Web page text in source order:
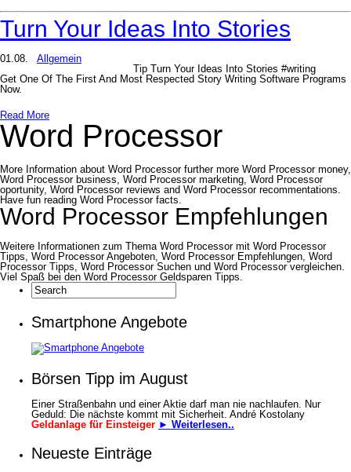
Turn Your Ideas Into Stories
01.08.
Allgemein
Tip Turn Your Ideas Into Stories #writing
Get One Of The First And Most Respected Story Writing Software Programs
Now.
Read More
Word Processor
More Information about Word Processor further more Word Processor money,
Word Processor business, Word Processor marketing, Word Processor
oportunity, Word Processor reviews and Word Processor recommentations.
Have fun reading Word Processor facts.
Word Processor Empfehlungen
Weitere Informationen zum Thema Word Processor mit Word Processor
Tipps, Word Processor Angeboten, Word Processor Empfehlungen, Word
Processor Tipps, Word Processor Suchen und Word Processor vergleichen.
Viel Spaß bei den Word Processor Geldsparen Tipps.
Smartphone Angebote
Börsen Tipp im August
Einer Straßenbahn und einer Aktie darf man nie nachlaufen. Nur
Geduld: Die nächste kommt mit Sicherheit. André Kostolany
Geldanlage für Einsteiger ► Weiterlesen..
Neueste Einträge